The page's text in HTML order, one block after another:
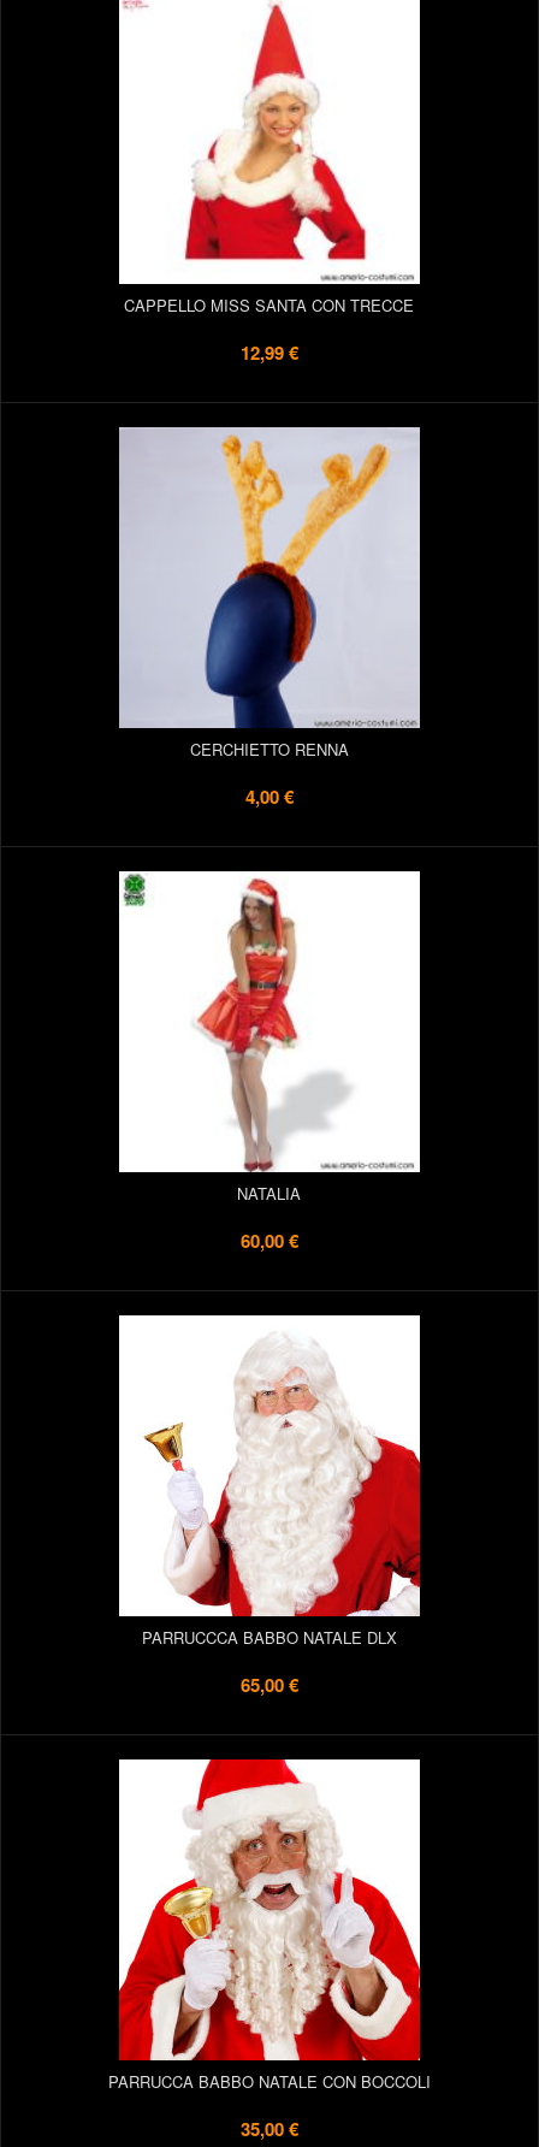
CAPPELLO MISS SANTA CON TRECCE
12,99 €
CERCHIETTO RENNA
4,00 €
NATALIA
60,00 €
PARRUCCCA BABBO NATALE DLX
65,00 €
PARRUCCA BABBO NATALE CON BOCCOLI
35,00 €